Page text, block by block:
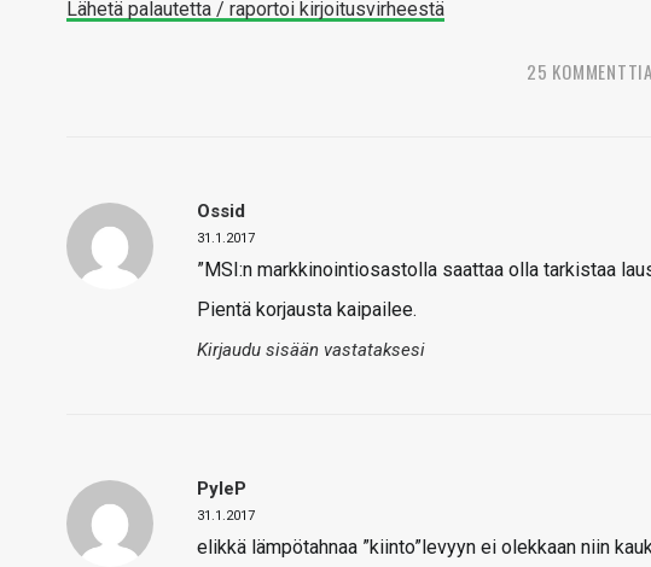
Lähetä palautetta / raportoi kirjoitusvirheestä
25 KOMMENTTIA
Ossid
31.1.2017
”MSI:n markkinointiosastolla saattaa olla tarkistaa
Pientä korjausta kaipailee.
Kirjaudu sisään vastataksesi
PyleP
31.1.2017
elikkä lämpötahnaa ”kiinto”levyyn ei olekkaan niin